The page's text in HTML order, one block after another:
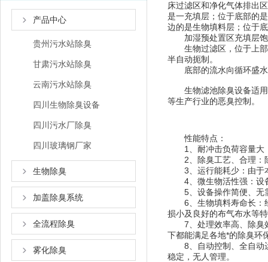
产品中心
贵州污水站除臭
甘肃污水站除臭
云南污水站除臭
四川生物除臭设备
四川污水厂除臭
四川玻璃钢厂家
生物除臭
加盖除臭系统
全流程除臭
雾化除臭
床过滤区和净化气体排出
是一充填层；位于底部的
边的是生物填料层；位于
加湿预处置区充填层饱
生物过滤区，位于上部
半自动扼制。
底部的流水向循环盛水
生物滤池除臭设备适用
等生产行业的恶臭控制。
性能特点：
1、耐冲击负荷容量大
2、除臭工艺、合理：除
3、运行能耗少：由于本
4、微生物活性强：设备
5、设备操作简便、无需
6、生物填料寿命长：经
损小及良好的布气布水等
7、处理效率高、除臭效
下都能满足各地*的除臭环
8、自动控制、全自动运
稳定，无人管理。